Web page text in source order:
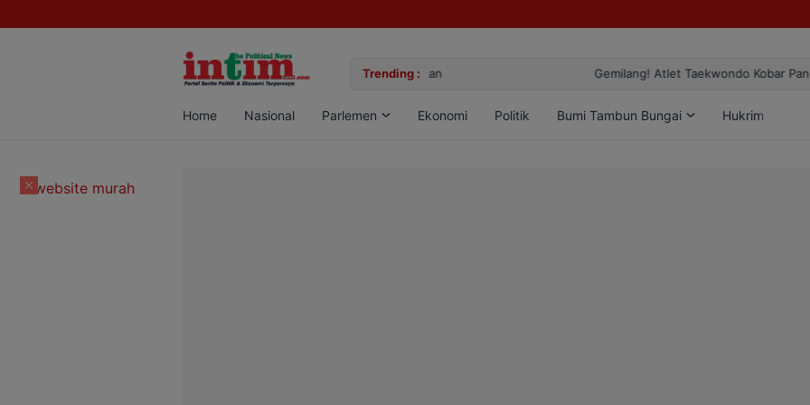
Trending :
Sabu di Pangkalan Bun, Dua Pelaku Diamankan Gemilang! Atlet Taekwondo Kobar Panen 89 Medali di Ajang
Home Nasional Parlemen Ekonomi Politik Bumi Tambun Bungai Hukrim